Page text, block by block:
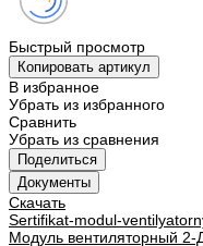
Быстрый просмотр
Копировать артикул
В избранное
Убрать из избранного
Сравнить
Убрать из сравнения
Поделиться
Документы
Скачать
Sertifikat-modul-
Модуль вентиляторный